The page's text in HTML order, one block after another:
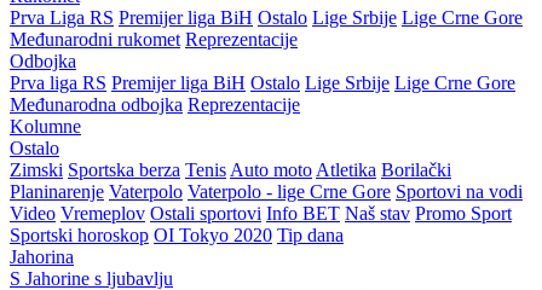
Prva Liga RS Premijer liga BiH Ostalo Lige Srbije Lige Crne Gore
Međunarodni rukomet Reprezentacije
Odbojka
Prva liga RS Premijer liga BiH Ostalo Lige Srbije Lige Crne Gore
Međunarodna odbojka Reprezentacije
Kolumne
Ostalo
Zimski Sportska berza Tenis Auto moto Atletika Borilački
Planinarenje Vaterpolo Vaterpolo - lige Crne Gore Sportovi na vodi
Video Vremeplov Ostali sportovi Info BET Naš stav Promo Sport
Sportski horoskop OI Tokyo 2020 Tip dana
Jahorina
S Jahorine s ljubavlju